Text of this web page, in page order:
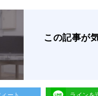
この記事が